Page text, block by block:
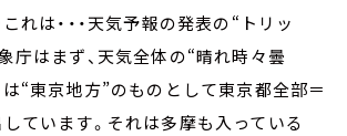
これは・・・天気予報の発表の“トリッ
庁はまず、天気全体の“晴れ時々曇
“東京地方”のものとして東京都全部＝
ています。それは多摩も入っている